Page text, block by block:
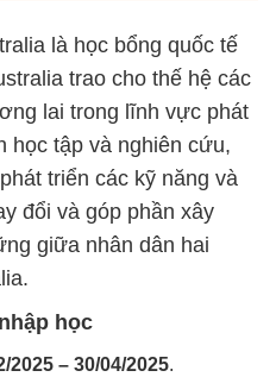
là học bổng quốc tế
trao cho thế hệ các
lai trong lĩnh vực phát
học tập và nghiên cứu,
triển các kỹ năng và
đổi và góp phần xây
giữa nhân dân hai
học
2025 – 30/04/2025.